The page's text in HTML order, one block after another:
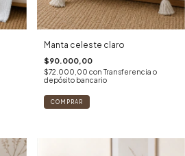
Manta celeste claro
$90.000,00
$72.000,00 con Transferencia o
depósito bancario